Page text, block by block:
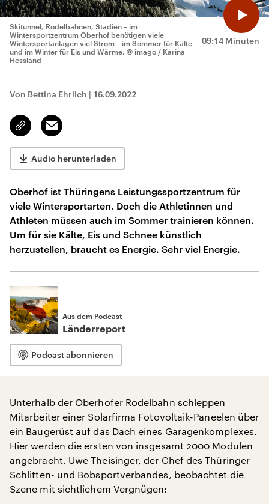
09:14 Minuten
Skitunnel, Rodelbahnen, Stadien – im
Wintersportzentrum Oberhof benötigen viele
Wintersportanlagen viel Strom – im Sommer für Kälte
und im Winter für Eis und Wärme. © imago / Karina
Hessland
Von Bettina Ehrlich | 16.09.2022
Link
kopieren/teilen
Email
Audio herunterladen
Oberhof ist Thüringens Leistungssportzentrum für
viele Wintersportarten. Doch die Athletinnen und
Athleten müssen auch im Sommer trainieren können.
Um für sie Kälte, Eis und Schnee künstlich
herzustellen, braucht es Energie. Sehr viel Energie.
Aus dem Podcast
Länderreport
Podcast abonnieren
Unterhalb der Oberhofer Rodelbahn schleppen
Mitarbeiter einer Solarfirma Fotovoltaik-Paneelen über
ein Baugerüst auf das Dach eines Garagenkomplexes.
Hier werden die ersten von insgesamt 2000 Modulen
angebracht. Uwe Theisinger, der Chef des Thüringer
Schlitten- und Bobsportverbandes, beobachtet die
Szene mit sichtlichem Vergnügen: